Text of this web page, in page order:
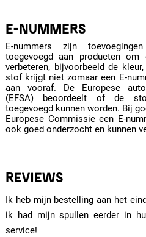
E-NUMMERS
E-nummers zijn
toegevoegd aan producten om
verbeteren, bijvoorbeeld de
stof krijgt niet zomaar een E-
aan vooraf. De Europese
(EFSA) beoordeelt of de
toegevoegd kunnen worden. Bij
Europese Commissie een E-
ook goed onderzocht en kunnen
REVIEWS
Ik heb mijn bestelling aan het
ik had mijn spullen eerder in
service!